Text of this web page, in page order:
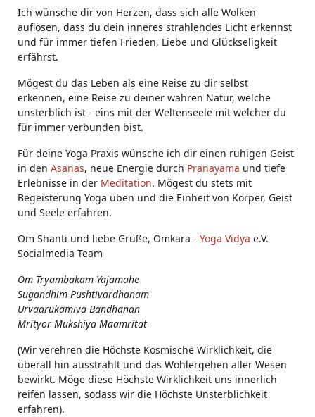
Ich wünsche dir von Herzen, dass sich alle Wolken
auflösen, dass du dein inneres strahlendes Licht erkennst
und für immer tiefen Frieden, Liebe und Glückseligkeit
erfährst.
Mögest du das Leben als eine Reise zu dir selbst
erkennen, eine Reise zu deiner wahren Natur, welche
unsterblich ist - eins mit der Weltenseele mit welcher du
für immer verbunden bist.
Für deine Yoga Praxis wünsche ich dir einen ruhigen Geist
in den Asanas, neue Energie durch Pranayama und tiefe
Erlebnisse in der Meditation. Mögest du stets mit
Begeisterung Yoga üben und die Einheit von Körper, Geist
und Seele erfahren.
Om Shanti und liebe Grüße, Omkara - Yoga Vidya e.V.
Socialmedia Team
Om Tryambakam Yajamahe
Sugandhim Pushtivardhanam
Urvaarukamiva Bandhanan
Mrityor Mukshiya Maamritat
(Wir verehren die Höchste Kosmische Wirklichkeit, die
überall hin ausstrahlt und das Wohlergehen aller Wesen
bewirkt. Möge diese Höchste Wirklichkeit uns innerlich
reifen lassen, sodass wir die Höchste Unsterblichkeit
erfahren).